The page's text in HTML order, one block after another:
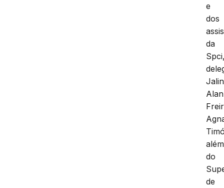
e
dos
da
Alan
além
do
de